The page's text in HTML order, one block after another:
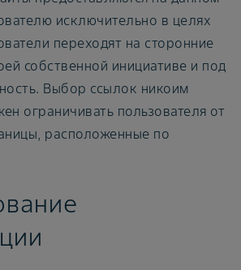
исключительно в целях
переходят на сторонние
собственной инициативе и под
Выбор ссылок никоим
ограничивать пользователя от
расположенные по